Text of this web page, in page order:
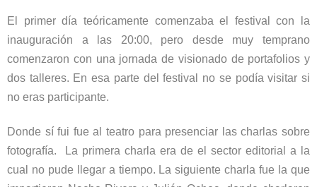
El primer día teóricamente comenzaba el festival con la
inauguración a las 20:00, pero desde muy temprano
comenzaron con una jornada de visionado de portafolios y
dos talleres. En esa parte del festival no se podía visitar si
no eras participante.
Donde sí fui fue al teatro para presenciar las charlas sobre
fotografía. La primera charla era de el sector editorial a la
cual no pude llegar a tiempo. La siguiente charla fue la que